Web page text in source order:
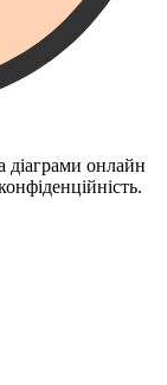
діаграми онлайн